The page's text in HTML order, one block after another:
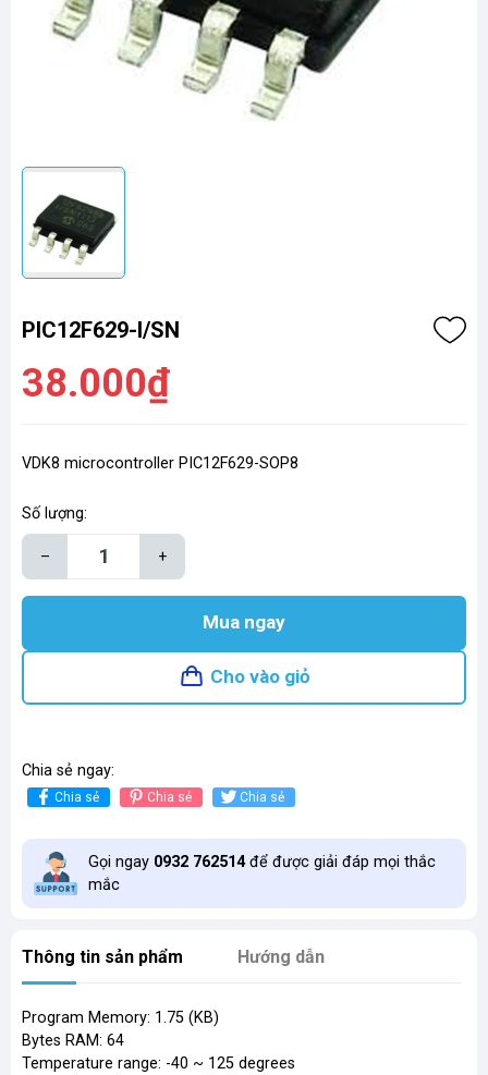
PIC12F629-I/SN
38.000₫
VDK8 microcontroller PIC12F629-SOP8
Số lượng:
– +
Mua ngay
Cho vào giỏ
Chia sẻ ngay:
Chia sẻ Chia sẻ Chia sẻ
Gọi ngay 0932 762514để được giải đáp mọi thắc
mắc
Thông tin sản phẩm Hướng dẫn
Program Memory: 1.75 (KB)
Bytes RAM: 64
Temperature range: -40 ~ 125 degrees